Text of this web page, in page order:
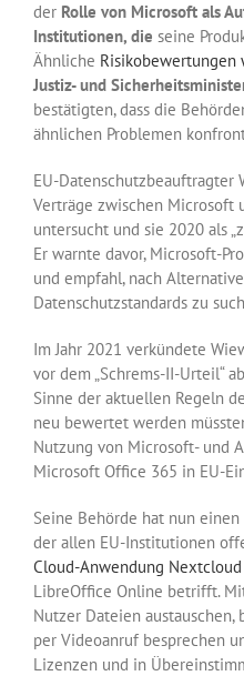
der Rolle von Microsoft als
Institutionen, die seine
Ähnliche Risikobewertungen
Justiz- und
bestätigten, dass die
ähnlichen Problemen
EU-Datenschutzbeauftragter
Verträge zwischen Microsoft
untersucht und sie 2020 als
Er warnte davor, Microsoft-
und empfahl, nach
Datenschutzstandards zu
Im Jahr 2021 verkündete
vor dem „Schrems-II-Urteil“
Sinne der aktuellen Regeln
neu bewertet werden
Nutzung von Microsoft- und
Microsoft Office 365 in EU-
Seine Behörde hat nun
der allen EU-Institutionen
Cloud-Anwendung Nextcloud
LibreOffice Online betrifft.
Nutzer Dateien
per Videoanruf besprechen
Lizenzen und in